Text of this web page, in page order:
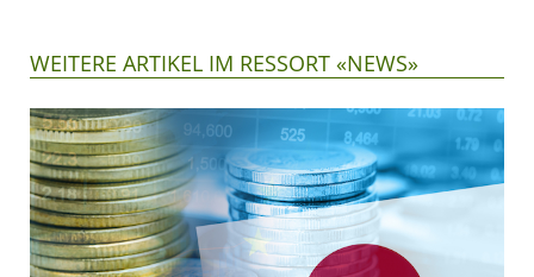
WEITERE ARTIKEL IM RESSORT «NEWS»